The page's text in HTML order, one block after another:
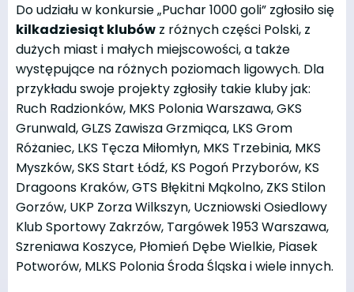
Do udziału w konkursie „Puchar 1000 goli” zgłosiło się
kilkadziesiąt klubów z różnych części Polski, z
dużych miast i małych miejscowości, a także
występujące na różnych poziomach ligowych. Dla
przykładu swoje projekty zgłosiły takie kluby jak:
Ruch Radzionków, MKS Polonia Warszawa, GKS
Grunwald, GLZS Zawisza Grzmiąca, LKS Grom
Różaniec, LKS Tęcza Miłomłyn, MKS Trzebinia, MKS
Myszków, SKS Start Łódź, KS Pogoń Przyborów, KS
Dragoons Kraków, GTS Błękitni Mąkolno, ZKS Stilon
Gorzów, UKP Zorza Wilkszyn, Uczniowski Osiedlowy
Klub Sportowy Zakrzów, Targówek 1953 Warszawa,
Szreniawa Koszyce, Płomień Dębe Wielkie, Piasek
Potworów, MLKS Polonia Środa Śląska i wiele innych.